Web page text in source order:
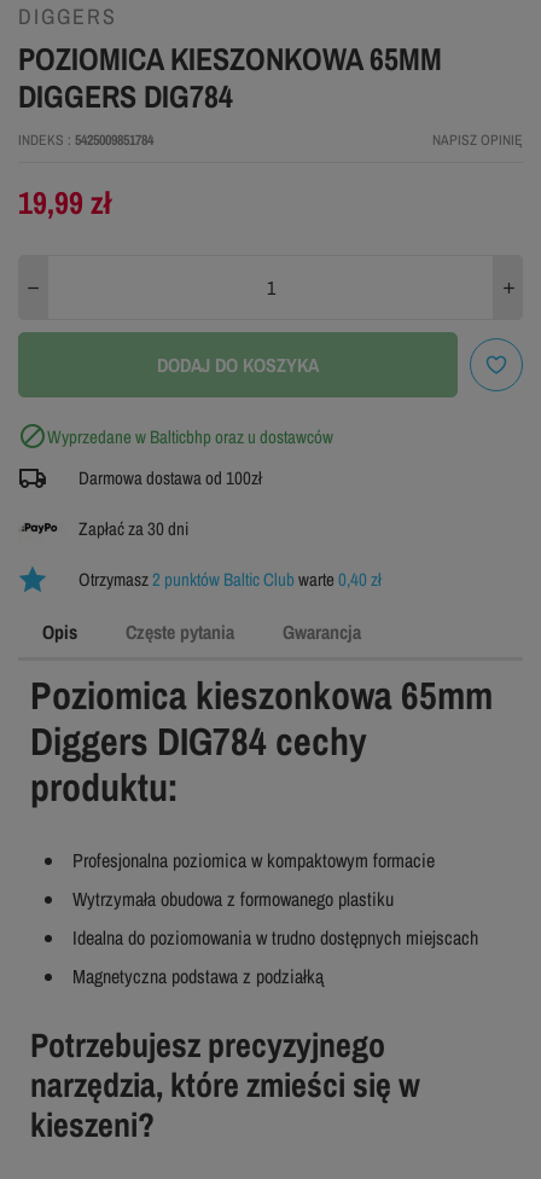
DIGGERS
POZIOMICA KIESZONKOWA 65MM
DIGGERS DIG784
INDEKS 5425009851784 NAPISZ OPINIĘ
19,99 zł
DODAJ DO KOSZYKA
Wyprzedane w Balticbhp oraz u dostawców
Darmowa dostawa od 100zł
Zapłać za 30 dni
Otrzymasz2 punktów Baltic Clubwarte0,40 zł
Opis Częste pytania Gwarancja
Poziomica kieszonkowa 65mm
Diggers DIG784 cechy
produktu:
Profesjonalna poziomica w kompaktowym formacie
Wytrzymała obudowa z formowanego plastiku
Idealna do poziomowania w trudno dostępnych miejscach
Magnetyczna podstawa z podziałką
Potrzebujesz precyzyjnego
narzędzia, które zmieści się w
kieszeni?